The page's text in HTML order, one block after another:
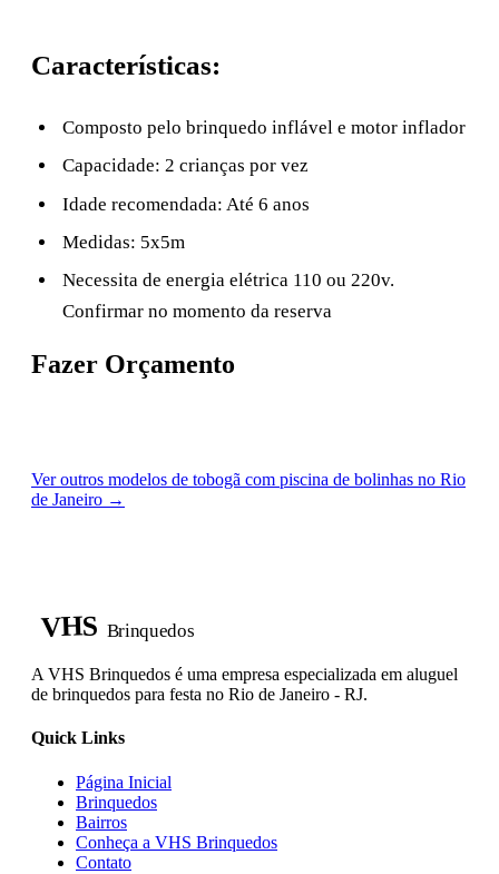
Características:
Composto pelo brinquedo inflável e motor inflador
Capacidade: 2 crianças por vez
Idade recomendada: Até 6 anos
Medidas: 5x5m
Necessita de energia elétrica 110 ou 220v.
Confirmar no momento da reserva
Fazer Orçamento
Ver outros modelos de tobogã com piscina de bolinhas no Rio
de Janeiro →
VHS Brinquedos
A VHS Brinquedos é uma empresa especializada em aluguel
de brinquedos para festa no Rio de Janeiro - RJ.
Quick Links
Página Inicial
Brinquedos
Bairros
Conheça a VHS Brinquedos
Contato